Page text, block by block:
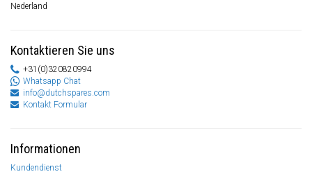
Nederland
Kontaktieren Sie uns
+31(0)320820994
Whatsapp Chat
info@dutchspares.com
Kontakt Formular
Informationen
Kundendienst